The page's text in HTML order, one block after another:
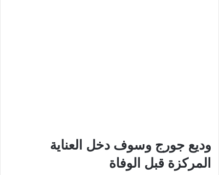
وديع جورج وسوف دخل العناية
المركزة قبل الوفاة